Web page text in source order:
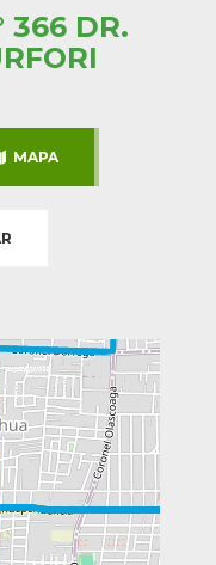
366 DR.
MAPA